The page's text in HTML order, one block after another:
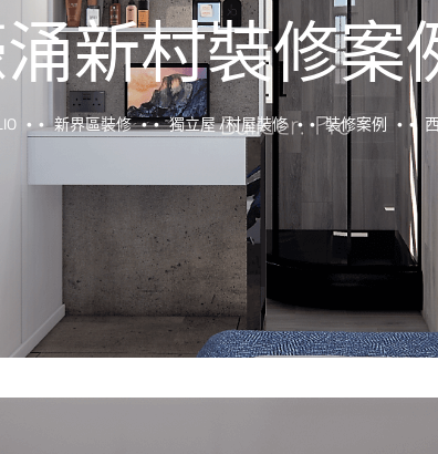
新村裝修
新界區裝修 獨立屋 /村屋裝修 裝修案例